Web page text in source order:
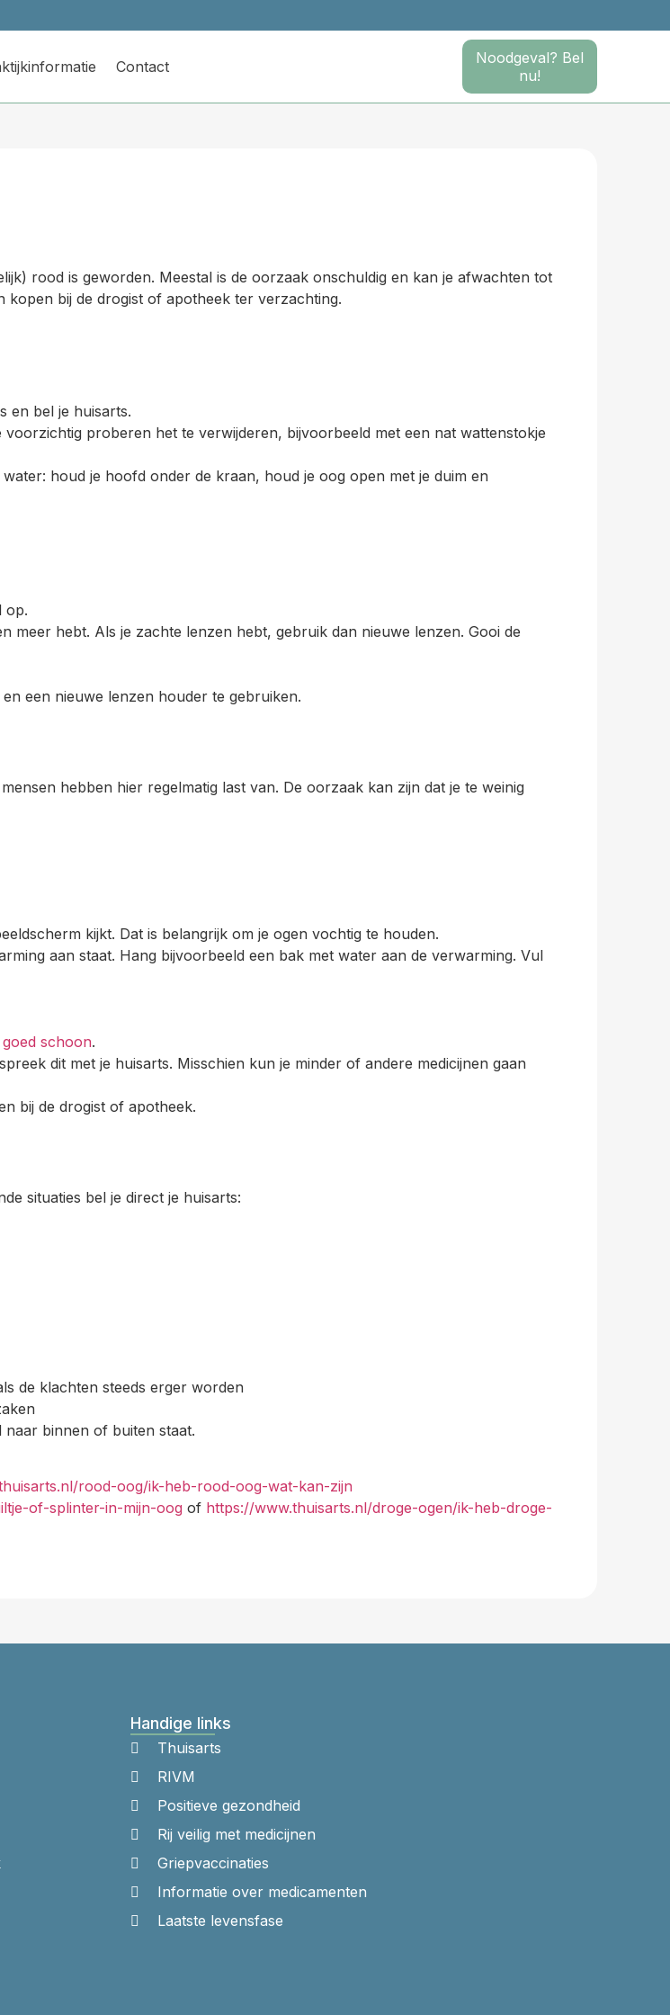
Contact
Noodgeval? Bel
nu!
rood is geworden. Meestal is de oorzaak onschuldig en kan je afwachten tot
bij de drogist of apotheek ter verzachting.
en bel je huisarts.
proberen het te verwijderen, bijvoorbeeld met een nat wattenstokje
houd je hoofd onder de kraan, houd je oog open met je duim en
op.
meer hebt. Als je zachte lenzen hebt, gebruik dan nieuwe lenzen. Gooi de
een nieuwe lenzen houder te gebruiken.
hebben hier regelmatig last van. De oorzaak kan zijn dat je te weinig
kijkt. Dat is belangrijk om je ogen vochtig te houden.
aan staat. Hang bijvoorbeeld een bak met water aan de verwarming. Vul
schoon.
dit met je huisarts. Misschien kun je minder of andere medicijnen gaan
bij de drogist of apotheek.
situaties bel je direct je huisarts:
de klachten steeds erger worden
naar binnen of buiten staat.
rood-oog/ik-heb-rood-oog-wat-kan-zijn
of-splinter-in-mijn-oog of https://www.thuisarts.nl/droge-ogen/ik-heb-droge-
Handige links
Thuisarts
RIVM
Positieve gezondheid
Rij veilig met medicijnen
Griepvaccinaties
Informatie over medicamenten
Laatste levensfase